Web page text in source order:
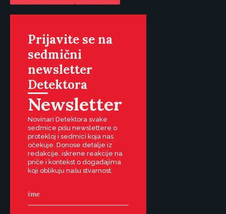
Prijavite se na
sedmični
newsletter
Detektora
Newsletter
Novinari Detektora svake
sedmice pišu newslettere o
protekloj i sedmici koja nas
očekuje. Donose detalje iz
redakcije, iskrene reakcije na
priče i kontekst o događajima
koji oblikuju našu stvarnost.